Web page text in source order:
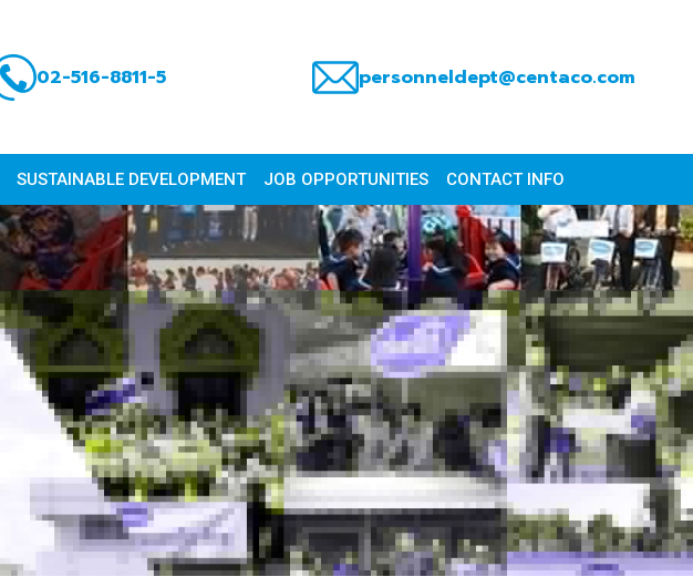
02-516-8811-5 personneldept@centaco.com
SUSTAINABLE DEVELOPMENT JOB OPPORTUNITIES CONTACT INFO